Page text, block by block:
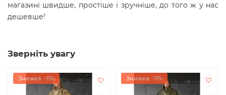
магазині швидше, простіше і зручніше, до того ж у нас
дешевше!
Зверніть увагу
Знижка: -11% Знижка: -11%